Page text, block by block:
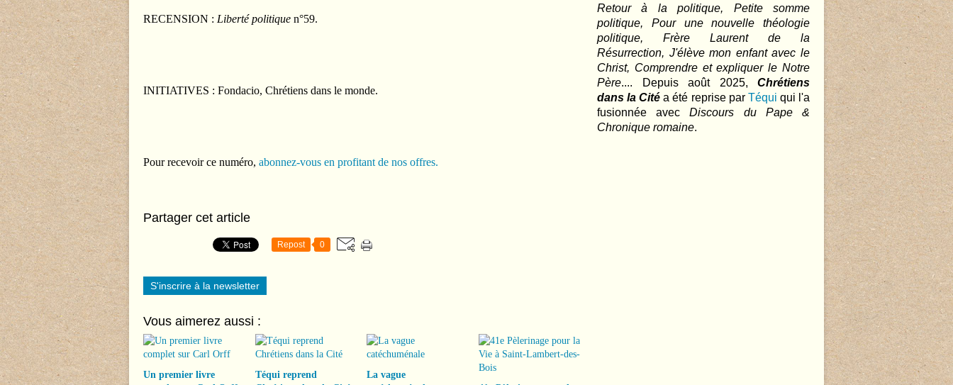
RECENSION : Liberté politique n°59.
INITIATIVES : Fondacio, Chrétiens dans le monde.
Pour recevoir ce numéro, abonnez-vous en profitant de nos offres.
Partager cet article
Repost 0
S'inscrire à la newsletter
Vous aimerez aussi :
Un premier livre
Téqui reprend
La vague
Retour à la politique, Petite somme
politique, Pour une nouvelle théologie
politique, Frère Laurent de la
Résurrection, J'élève mon enfant avec le
Christ, Comprendre et expliquer le Notre
Père.... Depuis août 2025, Chrétiens
dans la Cité a été reprise par Téqui qui l'a
fusionnée avecDiscours du Pape &
Chronique romaine.